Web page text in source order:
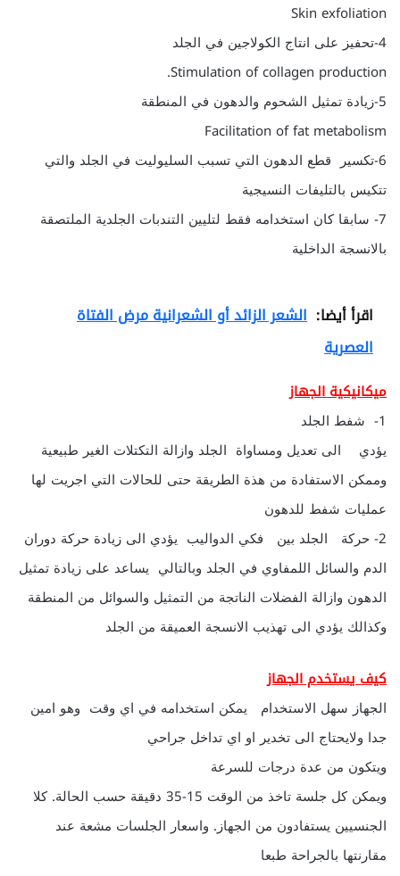
Skin exfoliation
4-تحفيز على انتاج الكولاجين في الجلد
Stimulation of collagen production.
5-زيادة تمثيل الشحوم والدهون في المنطقة
Facilitation of fat metabolism
6-تكسير قطع الدهون التي تسبب السليوليت في الجلد والتي
تتكيس بالتليفات النسيجية
7- سابقا كان استخدامه فقط لتليين التندبات الجلدية الملتصقة
بالانسجة الداخلية
اقرأ أيضا: الشعر الزائد أو الشعرانية مرض الفتاة
العصرية
ميكانيكية الجهاز
1- شفط الجلد
يؤدي الى تعديل ومساواة الجلد وازالة التكتلات الغير طبيعية
وممكن الاستفادة من هذة الطريقة حتى للحالات التي اجريت لها
عمليات شفط للدهون
2- حركة الجلد بين فكي الدواليب يؤدي الى زيادة حركة دوران
الدم والسائل اللمفاوي في الجلد وبالتالي يساعد على زيادة تمثيل
الدهون وازالة الفضلات الناتجة من التمثيل والسوائل من المنطقة
وكذالك يؤدي الى تهذيب الانسجة العميقة من الجلد
كيف يستخدم الجهاز
الجهاز سهل الاستخدام يمكن استخدامه في اي وقت وهو امين
جدا ولايحتاج الى تخدير او اي تداخل جراحي
ويتكون من عدة درجات للسرعة
ويمكن كل جلسة تاخذ من الوقت 15-35 دقيقة حسب الحالة. كلا
الجنسيين يستفادون من الجهاز. واسعار الجلسات مشعة عند
مقارنتها بالجراحة طبعا